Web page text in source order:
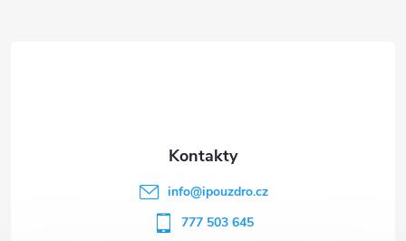
info@ipouzdro.cz
777 503 645